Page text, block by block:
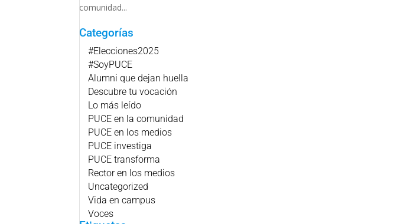
comunidad...
Categorías
#Elecciones2025
#SoyPUCE
Alumni que dejan huella
Descubre tu vocación
Lo más leído
PUCE en la comunidad
PUCE en los medios
PUCE investiga
PUCE transforma
Rector en los medios
Uncategorized
Vida en campus
Voces